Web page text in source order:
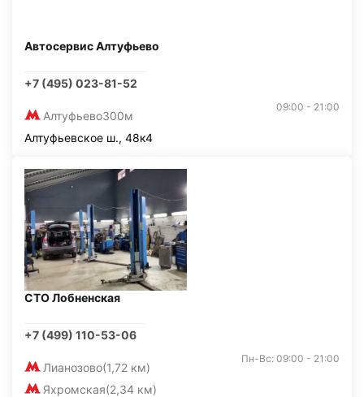
Автосервис Алтуфьево
+7 (495) 023-81-52
Алтуфьево300м
09:00 - 21:00
Алтуфьевское ш., 48к4
СТО Лобненская
+7 (499) 110-53-06
Лианозово(1,72 км)
Яхромская(2,34 км)
Пн-Вс: 09:00 - 21:00